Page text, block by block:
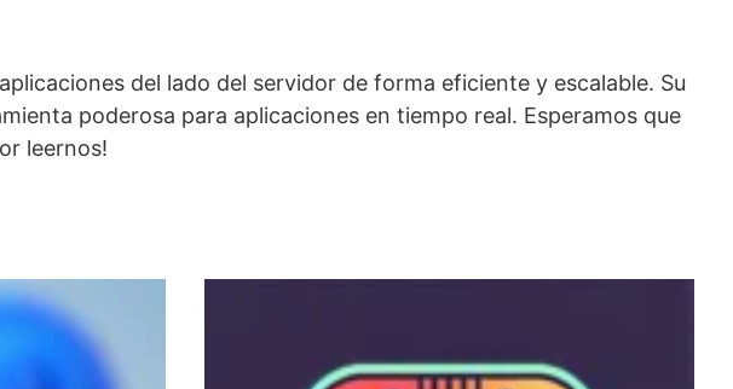
del lado del servidor de forma eficiente y escalable. Su
poderosa para aplicaciones en tiempo real. Esperamos que
leernos!